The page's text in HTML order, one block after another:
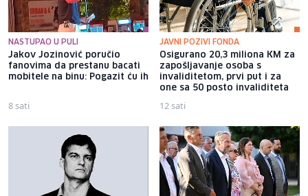
NASTUPAO U PULI
Jakov Jozinović poručio
fanovima da prestanu bacati
mobitele na binu: Pogazit ću ih
8 sati
JAVNI POZIVI FONDA
Osigurano 20,3 miliona KM za
zapošljavanje osoba s
invaliditetom, prvi put i za
one sa 50 posto invaliditeta
12 sati